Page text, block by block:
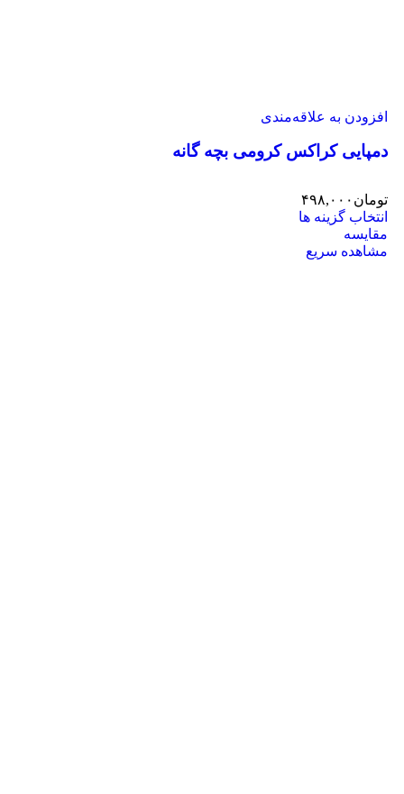
افزودن به علاقه‌مندی
دمپایی کراکس کرومی بچه گانه
تومان ۴۹۸,۰۰۰
انتخاب گزینه ها
مقایسه
مشاهده سریع